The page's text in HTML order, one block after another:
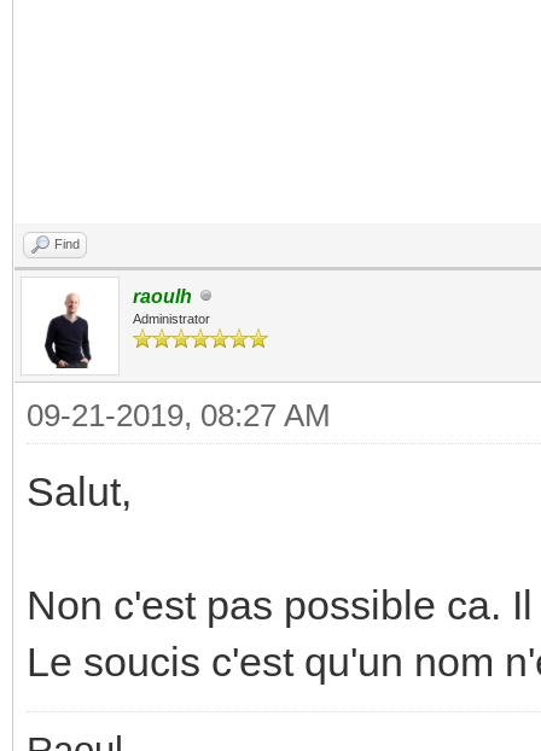
Find
raoulh
Administrator
09-21-2019, 08:27 AM
Salut,
Non c'est pas possible ca.
Le soucis c'est qu'un nom